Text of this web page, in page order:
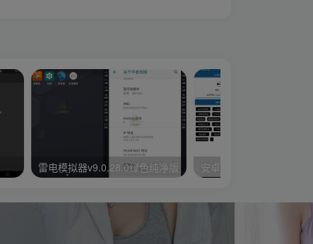
雷电模拟器v9.0.28.0绿色纯净版 安卓QQ一键签到助手v1.0